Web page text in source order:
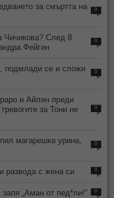
за смъртта на
0
Чичикова? След 8
Фейгин
0
подмлади се и сложи
0
и Айлян преди
за Тони не
0
магарешка урина,
0
развода с жена си 0
„Аман от пед*ли!“ 0